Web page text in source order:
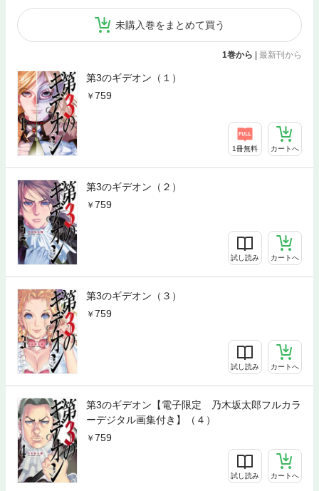
未購入巻をまとめて買う
1巻から | 最新刊から
第3のギデオン（１）
759
1冊無料 カートへ
第3のギデオン（２）
759
試し読み カートへ
第3のギデオン（３）
759
試し読み カートへ
第3のギデオン【電子限定 乃木坂太郎フルカラ
ーデジタル画集付き】（４）
759
試し読み カートへ